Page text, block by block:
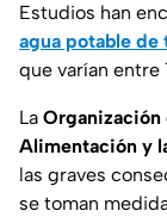
Estudios han
agua potable de
que varían entre
La Organización
Alimentación y
las graves
se toman